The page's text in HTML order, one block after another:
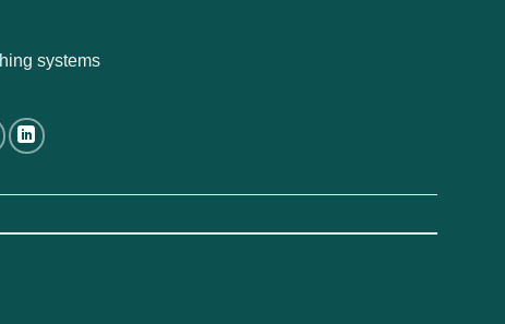
systems